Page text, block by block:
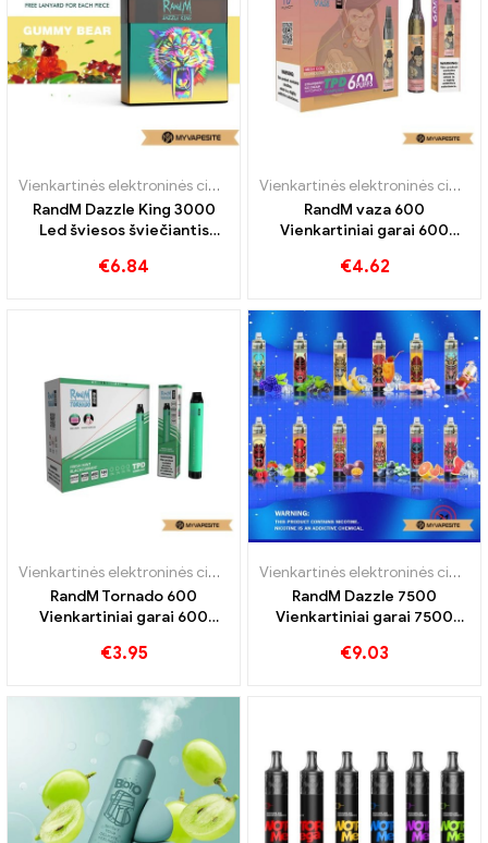
Vienkartinės elektroninės cigaretės
RandM Dazzle King 3000
Led šviesos šviečiantis
Papūtimai
€6.84
Vienkartinės elektroninės cigaretės
RandM vaza 600
Vienkartiniai garai 600
€4.62
Vienkartinės elektroninės cigaretės
RandM Tornado 600
Vienkartiniai garai 600
€3.95
Vienkartinės elektroninės cigaretės
RandM Dazzle 7500
Vienkartiniai garai 7500
€9.03